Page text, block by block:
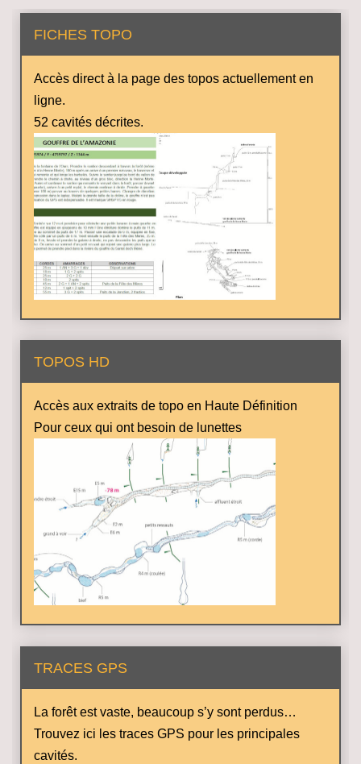
FICHES TOPO
Accès direct à la page des topos actuellement en
ligne.
52 cavités décrites.
TOPOS HD
Accès aux extraits de topo en Haute Définition
Pour ceux qui ont besoin de lunettes
TRACES GPS
La forêt est vaste, beaucoup s’y sont perdus…
Trouvez ici les traces GPS pour les principales
cavités.